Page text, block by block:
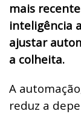
mais
inteligência
ajustar
a colheita.
A
reduz a